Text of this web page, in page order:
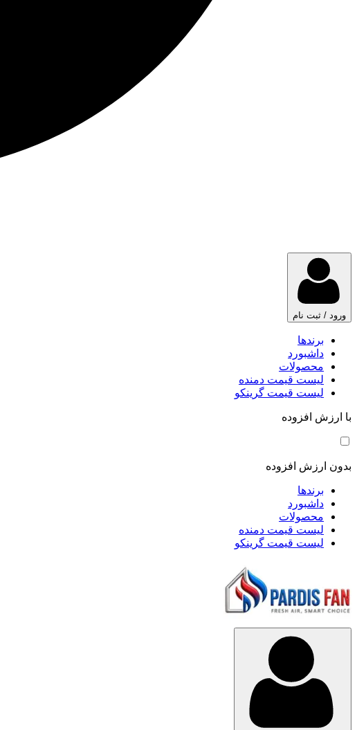
ورود / ثبت نام
برندها
داشبورد
محصولات
لیست قیمت دمنده
لیست قیمت گرینکو
با ارزش افزوده
بدون ارزش افزوده
برندها
داشبورد
محصولات
لیست قیمت دمنده
لیست قیمت گرینکو